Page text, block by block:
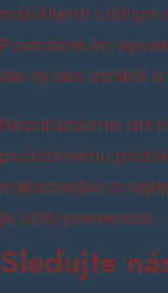
naši klienti cítili
Podrobne im
ale aj ako vznikol
Nezabúdame ani
podobnému
najlacnejšia a
je vždy prevencia.
Sledujte